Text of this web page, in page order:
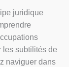
juridique
les subtilités de
naviguer dans